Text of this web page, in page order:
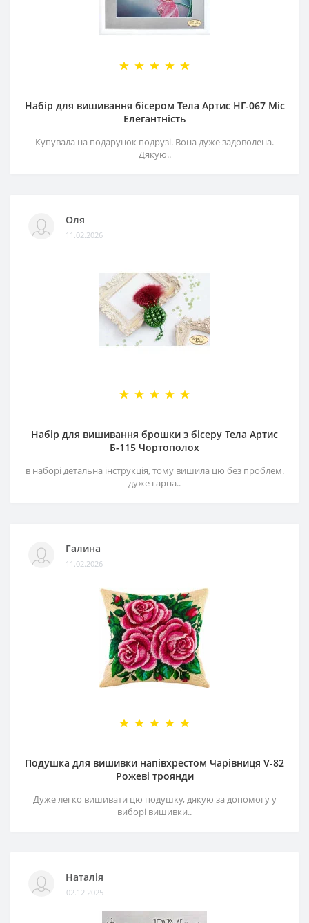
Набір для вишивання бісером Тела Артис НГ-067 Міс
Елегантність
Купувала на подарунок подрузі. Вона дуже задоволена.
Дякую..
Оля
11.02.2026
Набір для вишивання брошки з бісеру Тела Артис
Б-115 Чортополох
в наборі детальна інструкція, тому вишила цю без проблем.
дуже гарна..
Галина
11.02.2026
Подушка для вишивки напівхрестом Чарівниця V-82
Рожеві троянди
Дуже легко вишивати цю подушку, дякую за допомогу у
виборі вишивки..
Наталія
02.12.2025